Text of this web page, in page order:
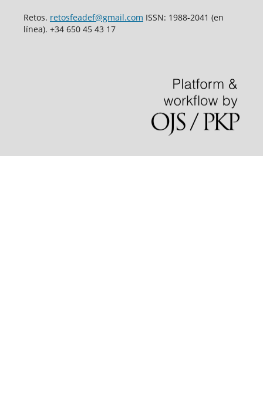
Retos. retosfeadef@gmail.com ISSN: 1988-2041 (en
línea). +34 650 45 43 17